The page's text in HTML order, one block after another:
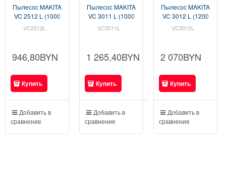
Пылесос MAKITA
VC 2512 L (1000
Вт, 25 л, класс: L,
(VC2512L)
VC2512L
946,80BYN
Купить
Добавить в
сравнение
Пылесос MAKITA
VC 3011 L (1000
Вт, 30 л, класс: L,
(VC3011L)
VC3011L
1 265,40BYN
Купить
Добавить в
сравнение
Пылесос MAKITA
VC 3012 L (1200
Вт, 30 л, класс: L,
(VC3012L)
VC3012L
2 070BYN
Купить
Добавить в
сравнение